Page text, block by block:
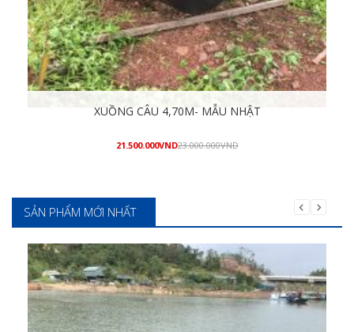
XUỒNG CÂU 4,70M- MẪU NHẬT
21.500.000VND23.000.000VND
SẢN PHẨM MỚI NHẤT